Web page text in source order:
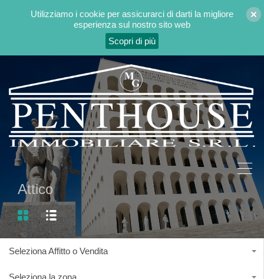
Attico
Seleziona Affitto o Vendita
Seleziona la zona
Utilizziamo i cookie per assicurarci di darti la migliore
esperienza sul nostro sito web
Scopri di più